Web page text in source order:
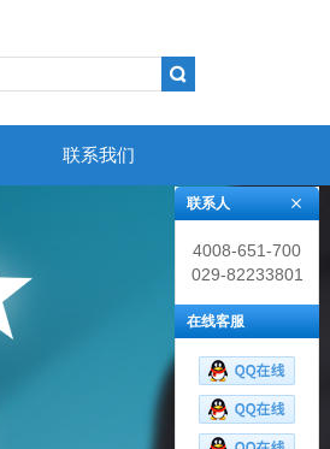
联系我们
联系人
4008-651-700
029-82233801
在线客服